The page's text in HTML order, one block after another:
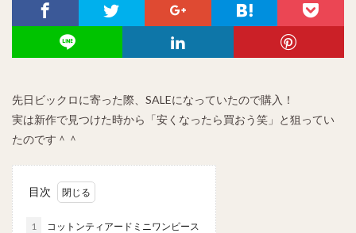
先日ビックロに寄った際、SALEになっていたので購入！
実は新作で見つけた時から「安くなったら買おう笑」と狙ってい
たのです＾＾
目次
1 コットンティアードミニワンピース